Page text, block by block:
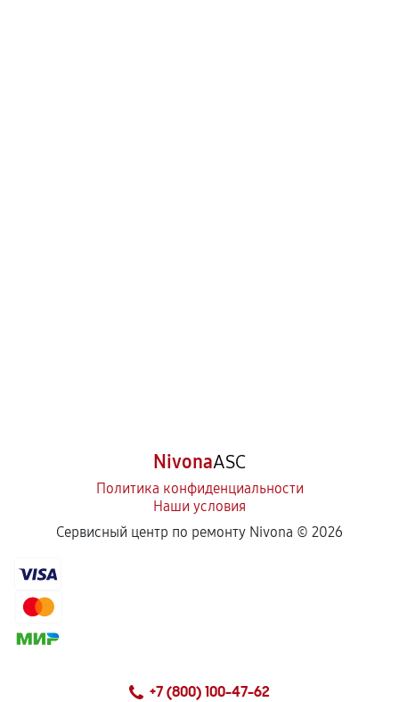
NivonaASC
Политика конфиденциальности
Наши условия
Сервисный центр по ремонту Nivona © 2026
+7 (800) 100-47-62